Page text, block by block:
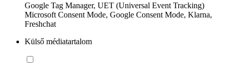
Google Tag Manager, UET (Universal Event Tracking)
Microsoft Consent Mode, Google Consent Mode, Klarna,
Freshchat
Külső médiatartalom